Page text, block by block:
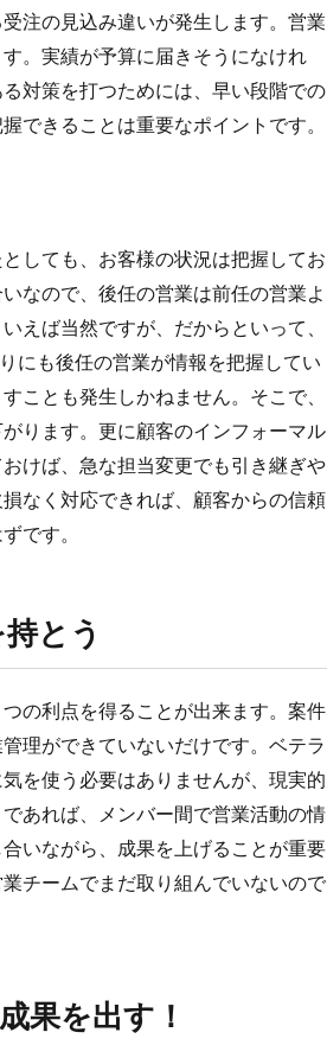
注の見込み違いが発生します。営業
。実績が予算に届きそうになけれ
対策を打つためには、早い段階での
できることは重要なポイントです。
しても、お客様の状況は把握してお
なので、後任の営業は前任の営業よ
えば当然ですが、だからといって、
にも後任の営業が情報を把握してい
ことも発生しかねません。そこで、
ります。更に顧客のインフォーマル
けば、急な担当変更でも引き継ぎや
なく対応できれば、顧客からの信頼
です。
とう
の利点を得ることが出来ます。案件
理ができていないだけです。ベテラ
を使う必要はありませんが、現実的
あれば、メンバー間で営業活動の情
いながら、成果を上げることが重要
チームでまだ取り組んでいないので
果を出す！